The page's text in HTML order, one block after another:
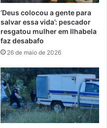
‘Deus colocou a gente para
salvar essa vida’: pescador
resgatou mulher em Ilhabela
faz desabafo
26 de maio de 2026